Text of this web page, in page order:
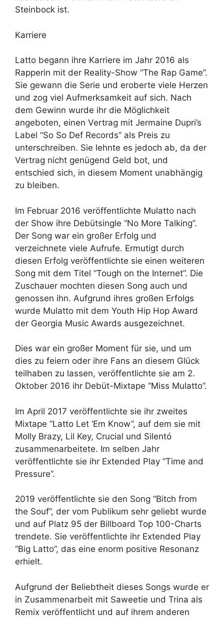
Steinbock ist.
Karriere
Latto begann ihre Karriere im Jahr 2016 als
Rapperin mit der Reality-Show “The Rap Game”.
Sie gewann die Serie und eroberte viele Herzen
und zog viel Aufmerksamkeit auf sich. Nach
dem Gewinn wurde ihr die Möglichkeit
angeboten, einen Vertrag mit Jermaine Dupri’s
Label “So So Def Records” als Preis zu
unterschreiben. Sie lehnte es jedoch ab, da der
Vertrag nicht genügend Geld bot, und
entschied sich, in diesem Moment unabhängig
zu bleiben.
Im Februar 2016 veröffentlichte Mulatto nach
der Show ihre Debütsingle “No More Talking”.
Der Song war ein großer Erfolg und
verzeichnete viele Aufrufe. Ermutigt durch
diesen Erfolg veröffentlichte sie einen weiteren
Song mit dem Titel “Tough on the Internet”. Die
Zuschauer mochten diesen Song auch und
genossen ihn. Aufgrund ihres großen Erfolgs
wurde Mulatto mit dem Youth Hip Hop Award
der Georgia Music Awards ausgezeichnet.
Dies war ein großer Moment für sie, und um
dies zu feiern oder ihre Fans an diesem Glück
teilhaben zu lassen, veröffentlichte sie am 2.
Oktober 2016 ihr Debüt-Mixtape “Miss Mulatto”.
Im April 2017 veröffentlichte sie ihr zweites
Mixtape “Latto Let ‘Em Know”, auf dem sie mit
Molly Brazy, Lil Key, Crucial und Silentó
zusammenarbeitete. Im selben Jahr
veröffentlichte sie ihr Extended Play “Time and
Pressure”.
2019 veröffentlichte sie den Song “Bitch from
the Souf”, der vom Publikum sehr geliebt wurde
und auf Platz 95 der Billboard Top 100-Charts
trendete. Sie veröffentlichte ihr Extended Play
“Big Latto”, das eine enorm positive Resonanz
erhielt.
Aufgrund der Beliebtheit dieses Songs wurde er
in Zusammenarbeit mit Saweetie und Trina als
Remix veröffentlicht und auf ihrem anderen